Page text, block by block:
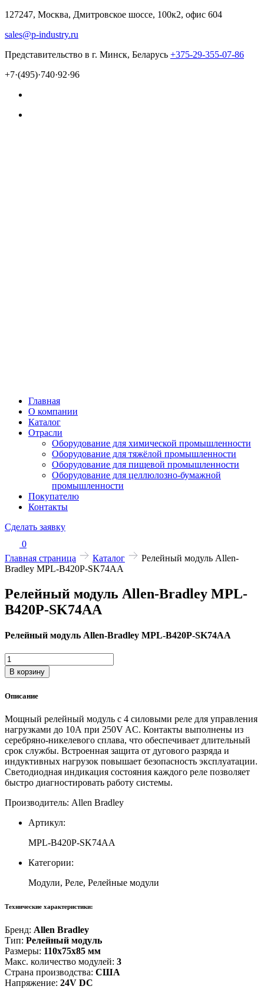
127247, Москва, Дмитровское шоссе, 100к2, офис 604
sales@p-industry.ru
Представительство в г. Минск, Беларусь +375-29-355-07-86
+7·(495)·740·92·96
Главная
О компании
Каталог
Отрасли
Оборудование для химической промышленности
Оборудование для тяжёлой промышленности
Оборудование для пищевой промышленности
Оборудование для целлюлозно-бумажной
промышленности
Покупателю
Контакты
Сделать заявку
0
Главная страница
Каталог
Релейный модуль Allen-
Bradley MPL-B420P-SK74AA
Релейный модуль Allen-Bradley MPL-
B420P-SK74AA
Релейный модуль Allen-Bradley MPL-B420P-SK74AA
Количество
товара
Релейный
Allen-
MPL-
B420P-
SK74AA
В корзину
Описание
Мощный релейный модуль с 4 силовыми реле для управления
нагрузками до 10А при 250V AC. Контакты выполнены из
серебряно-никелевого сплава, что обеспечивает длительный
срок службы. Встроенная защита от дугового разряда и
индуктивных нагрузок повышает безопасность эксплуатации.
Светодиодная индикация состояния каждого реле позволяет
быстро диагностировать работу системы.
Производитель: Allen Bradley
Артикул:
MPL-B420P-SK74AA
Категории:
Модули, Реле, Релейные модули
Технические характеристики:
Бренд: Allen Bradley
Тип: Релейный модуль
Размеры: 110x75x85 мм
Макс. количество модулей: 3
Страна производства: США
Напряжение: 24V DC